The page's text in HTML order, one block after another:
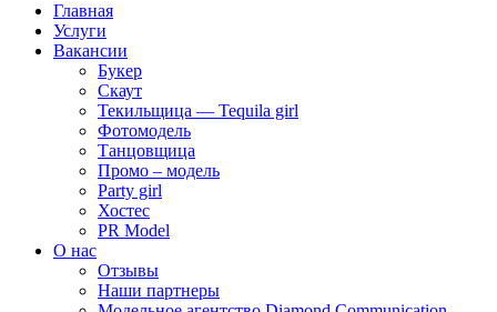
Главная
Услуги
Вакансии
Букер
Скаут
Текильщица — Tequila girl
Фотомодель
Танцовщица
Промо – модель
Party girl
Хостес
PR Model
О нас
Отзывы
Наши партнеры